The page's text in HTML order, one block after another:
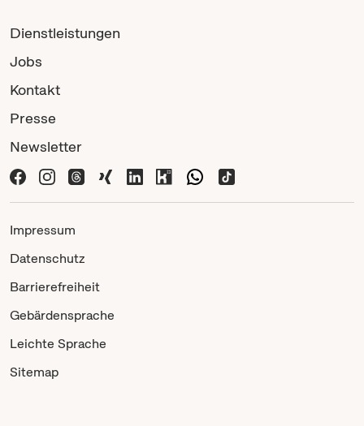
Dienstleistungen
Jobs
Kontakt
Presse
Newsletter
Impressum
Datenschutz
Barrierefreiheit
Gebärdensprache
Leichte Sprache
Sitemap